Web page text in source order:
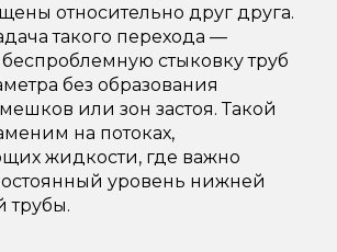
относительно друг друга.
такого перехода —
стыковку труб
без образования
или зон застоя. Такой
на потоках,
жидкости, где важно
уровень нижней
трубы.